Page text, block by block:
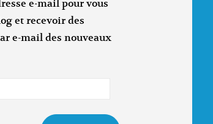
e-mail pour vous
et recevoir des
e-mail des nouveaux